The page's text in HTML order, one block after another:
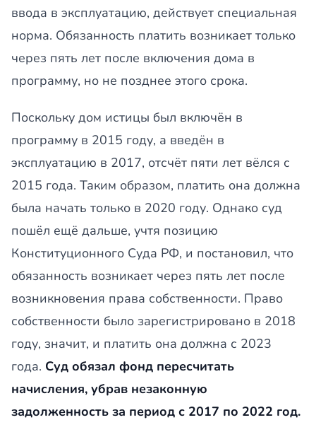
ввода в эксплуатацию, действует специальная
норма. Обязанность платить возникает только
через пять лет после включения дома в
программу, но не позднее этого срока.
Поскольку дом истицы был включён в
программу в 2015 году, а введён в
эксплуатацию в 2017, отсчёт пяти лет вёлся с
2015 года. Таким образом, платить она должна
была начать только в 2020 году. Однако суд
пошёл ещё дальше, учтя позицию
Конституционного Суда РФ, и постановил, что
обязанность возникает через пять лет после
возникновения права собственности. Право
собственности было зарегистрировано в 2018
году, значит, и платить она должна с 2023
года. Суд обязал фонд пересчитать
начисления, убрав незаконную
задолженность за период с 2017 по 2022 год.